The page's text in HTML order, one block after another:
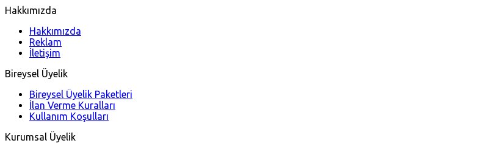
Hakkımızda
Hakkımızda
Reklam
İletişim
Bireysel Üyelik
Bireysel Üyelik Paketleri
İlan Verme Kuralları
Kullanım Koşulları
Kurumsal Üyelik